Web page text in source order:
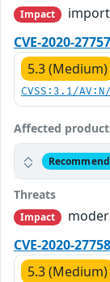
Impact
CVE-2020-27757
5.3 (Medium)
CVSS:3.1/
Affected
Threats
Impact
CVE-2020-27758
5.3 (Medium)